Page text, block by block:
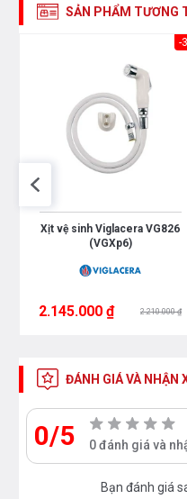
SẢN PHẨM TƯƠNG
-
Xịt vệ sinh Viglacera VG826
(VGXp6)
2.145.000 ₫ 2.210.000 ₫
ĐÁNH GIÁ VÀ NHẬN
0/5 0 đánh giá và
Bạn đánh giá